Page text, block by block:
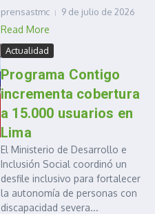
prensastmc 9 de julio de 2026
Read More
Actualidad
Programa Contigo
incrementa cobertura
a 15.000 usuarios en
Lima
El Ministerio de Desarrollo e
Inclusión Social coordinó un
desfile inclusivo para fortalecer
la autonomía de personas con
discapacidad severa...